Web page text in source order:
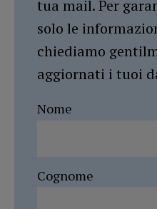
tua mail. Per
solo le
chiediamo
aggiornati i tuoi
Nome
Cognome